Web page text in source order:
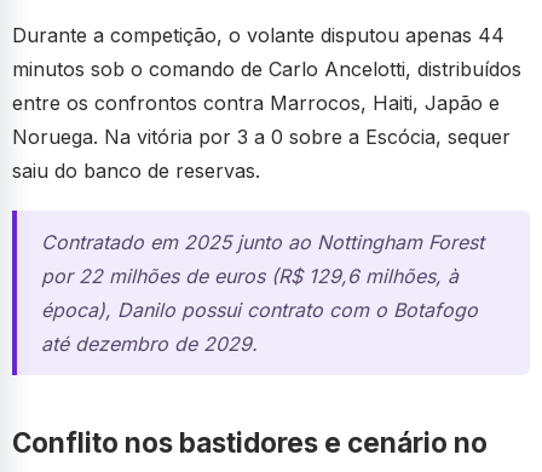
Durante a competição, o volante disputou apenas 44
minutos sob o comando de Carlo Ancelotti, distribuídos
entre os confrontos contra Marrocos, Haiti, Japão e
Noruega. Na vitória por 3 a 0 sobre a Escócia, sequer
saiu do banco de reservas.
Contratado em 2025 junto ao Nottingham Forest
por 22 milhões de euros (R$ 129,6 milhões, à
época), Danilo possui contrato com o Botafogo
até dezembro de 2029.
Conflito nos bastidores e cenário no